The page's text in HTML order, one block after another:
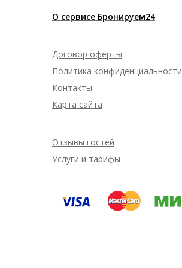
О сервисе Бронируем24
Договор оферты
Политика конфиденциальности
Контакты
Карта сайта
Отзывы гостей
Услуги и тарифы